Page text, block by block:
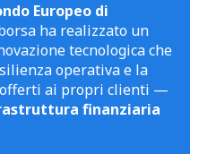
Europeo di
ha realizzato un
tecnologica che
operativa e la
ai propri clienti —
finanziaria